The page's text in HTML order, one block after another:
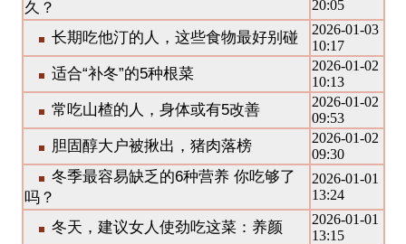
久？
20:05
长期吃他汀的人，这些食物最好别碰
2026-01-03
10:17
适合“补冬”的5种根菜
2026-01-02
10:13
常吃山楂的人，身体或有5改善
2026-01-02
09:53
胆固醇大户被揪出，猪肉落榜
2026-01-02
09:30
冬季最容易缺乏的6种营养 你吃够了
吗？
2026-01-01
13:24
冬天，建议女人使劲吃这菜：养颜
2026-01-01
13:15